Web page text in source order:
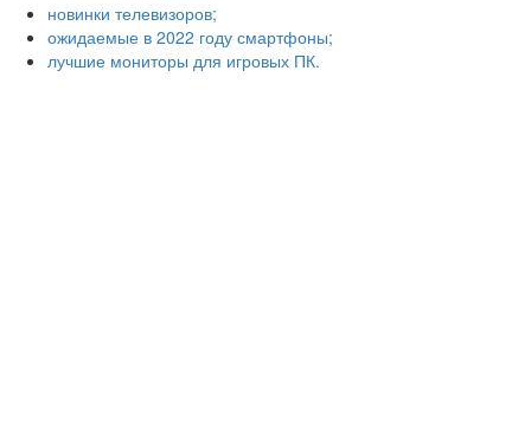
новинки телевизоров;
ожидаемые в 2022 году смартфоны;
лучшие мониторы для игровых ПК.